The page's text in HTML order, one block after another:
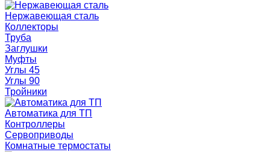
Нержавеющая сталь
Коллекторы
Труба
Заглушки
Муфты
Углы 45
Углы 90
Тройники
Автоматика для ТП
Контроллеры
Сервоприводы
Комнатные термостаты